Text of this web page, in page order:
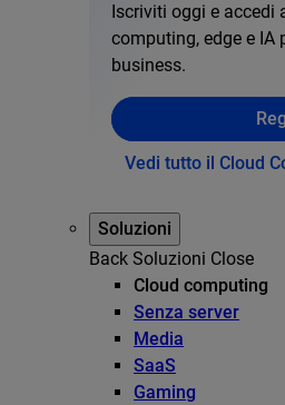
Iscriviti oggi e accedi
computing, edge e IA
business.
Vedi tutto il Cloud
Soluzioni
Back Soluzioni Close
Cloud computing
Senza server
Media
SaaS
Gaming